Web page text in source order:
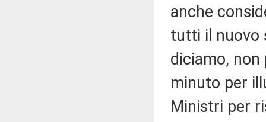
anche
tutti il nuovo
diciamo, non
minuto per
Ministri per